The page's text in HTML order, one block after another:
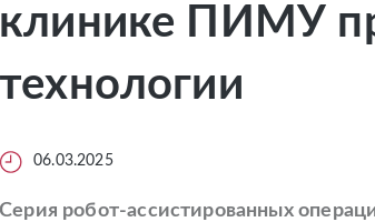
клинике ПИМУ
технологии
06.03.2025
Серия робот-ассистированных